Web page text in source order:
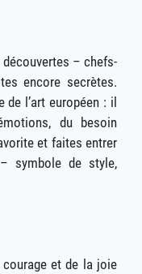
– chefs-
encore secrètes.
l’art européen : il
du besoin
et faites entrer
symbole de style,
courage et de la joie